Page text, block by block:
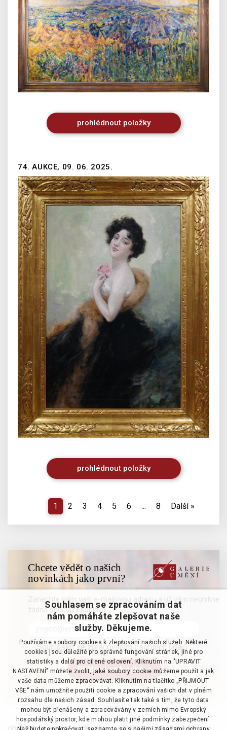
prohlédnout položky
74. AUKCE, 09. 06. 2025.
prohlédnout položky
1 2 3 4 5 6 ... 8 Další »
Chcete vědět o našich
novinkách jako první?
Zanechte nám vaši e-mailovou adresu a už vám neunikne
žádná speciální nabídka
Souhlasím se zpracováním osobních údajů
Souhlasem se zpracováním dat
nám pomáháte zlepšovat naše
služby. Děkujeme.
Používáme soubory cookies k zlepšování našich služeb. Některé
cookies jsou důležité pro správné fungování stránek, jiné pro
statistiky a další pro cílené oslovení. Kliknutím na "UPRAVIT
NASTAVENÍ" můžete zvolit, jaké soubory cookie můžeme použít a jak
vaše data můžeme zpracovávat. Kliknutím na tlačítko „PŘIJMOUT
VŠE“ nám umožníte použití cookie a zpracování vašich dat v plném
rozsahu dle našich zásad. Souhlasíte tak také s tím, že tyto data
mohou být přenášeny a zpracovávány v zemích mimo Evropský
hospodářský prostor, kde mohou platit jiné podmínky zabezpečení.